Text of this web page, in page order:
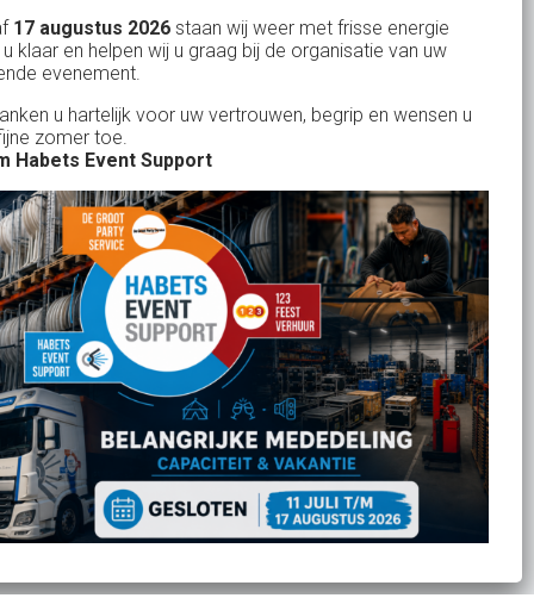
KvK: 17167131
BTW: NL.1678.53.296.B01
Uw partner in:
Evenementen verhuur
Feestverhuur
Licht- en Geluidverhuur
Horeca verhuur
Partyverhuur
Je vindt ons op
17 augustus 2026 staan wij weer met frisse energie
klaar en helpen wij u graag bij de organisatie van uw
evenement.
u hartelijk voor uw vertrouwen, begrip en wensen u
zomer toe.
Habets Event Support